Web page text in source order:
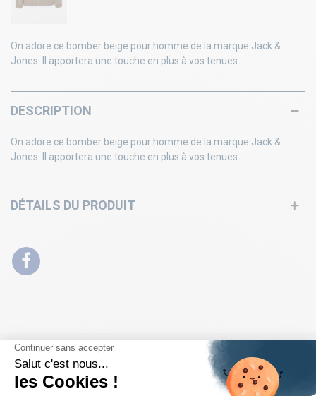
On adore ce bomber beige pour homme de la marque Jack &
Jones. Il apportera une touche en plus à vos tenues.
DESCRIPTION
On adore ce bomber beige pour homme de la marque Jack &
Jones. Il apportera une touche en plus à vos tenues.
DÉTAILS DU PRODUIT